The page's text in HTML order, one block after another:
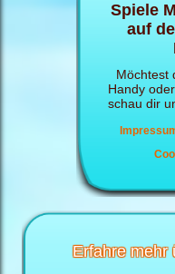
Spiele
auf
Möchtest
Handy
schau dir
Erfahre mehr